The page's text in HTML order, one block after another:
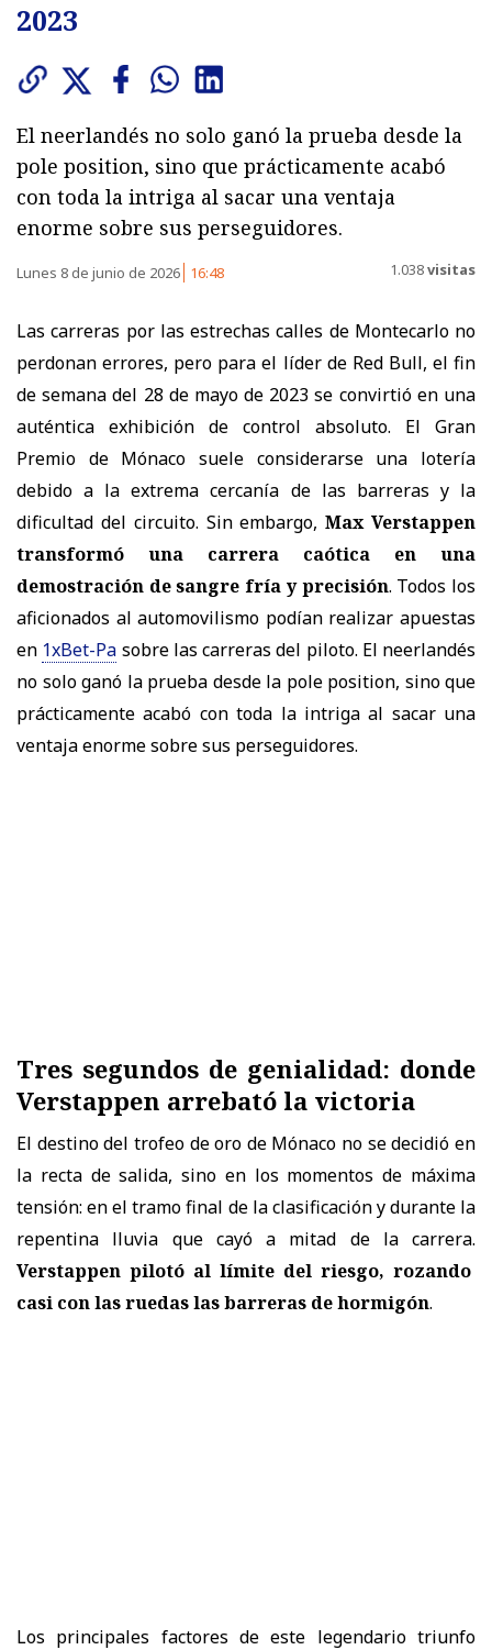
2023
El neerlandés no solo ganó la prueba desde la
pole position, sino que prácticamente acabó
con toda la intriga al sacar una ventaja
enorme sobre sus perseguidores.
Lunes 8 de junio de 2026 16:48 1.038visitas
Las carreras por las estrechas calles de Montecarlo no
perdonan errores, pero para el líder de Red Bull, el fin
de semana del 28 de mayo de 2023 se convirtió en una
auténtica exhibición de control absoluto. El Gran
Premio de Mónaco suele considerarse una lotería
debido a la extrema cercanía de las barreras y la
dificultad del circuito. Sin embargo,Max Verstappen
transformó una carrera caótica en una
demostración de sangre fría y precisión. Todos los
aficionados al automovilismo podían realizar apuestas
en 1xBet-Pa sobre las carreras del piloto. El neerlandés
no solo ganó la prueba desde la pole position, sino que
prácticamente acabó con toda la intriga al sacar una
ventaja enorme sobre sus perseguidores.
Tres segundos de genialidad: donde
Verstappen arrebató la victoria
El destino del trofeo de oro de Mónaco no se decidió en
la recta de salida, sino en los momentos de máxima
tensión: en el tramo final de la clasificación y durante la
repentina lluvia que cayó a mitad de la carrera.
Verstappen pilotó al límite del riesgo, rozando
casi con las ruedas las barreras de hormigón.
Los principales factores de este legendario triunfo